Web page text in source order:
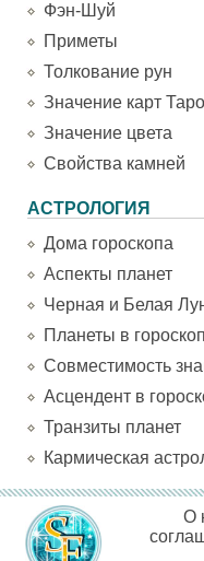
Фэн-Шуй
Приметы
Толкование рун
Значение карт Таро
Значение цвета
Свойства камней
АСТРОЛОГИЯ
Дома гороскопа
Аспекты планет
Черная и Белая
Планеты в
Совместимость
Асцендент в
Транзиты планет
Кармическая
О